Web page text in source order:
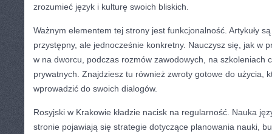
zrozumieć język i kulturę swoich bliskich.
Ważnym elementem tej strony jest funkcjonalność. Artykuły
przystępny, ale jednocześnie konkretny. Nauczysz się, jak w
w na dworcu, podczas rozmów zawodowych, na szkoleniach
prywatnych. Znajdziesz tu również zwroty gotowe do użycia,
wprowadzić do swoich dialogów.
Rosyjski w Krakowie kładzie nacisk na regularność. Nauka
stronie pojawiają się strategie dotyczące planowania nauki,